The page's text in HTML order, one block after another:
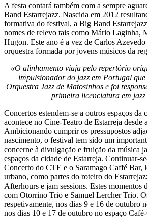
A festa contará também com a sempre
Band Estarrejazz. Nascida em 2012
formativa do festival, a Big Band
nomes de relevo tais como Mário Laginha,
Hugon. Este ano é a vez de Carlos Azevedo
orquestra formada por jovens músicos da
«O alinhamento viaja pelo repertório
impulsionador do jazz em Portugal
Orquestra Jazz de Matosinhos e foi
primeira licenciatura em jazz
Concertos estendem-se a outros espaços da
acontece no Cine-Teatro de Estarreja desde
Ambicionando cumprir os pressupostos
nascimento, o festival tem sido um
concerne à divulgação e fruição da música
espaços da cidade de Estarreja. Continuar-
Concerto do CTE e o Saramago Caffé Bar,
urbano, como partes do roteiro do
Afterhours e jam sessions. Estes momentos
com Otorrino Trio e Samuel Lercher Trio.
respetivamente, nos dias 9 e 16 de outubro
nos dias 10 e 17 de outubro no espaço